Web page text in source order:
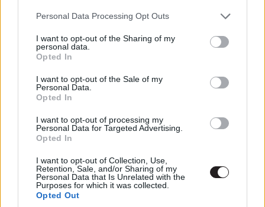
Please note that this website/app uses one or more Google
not limited to your visit or usage behaviour. You may click to
grant or deny consent to Google and its third-party tags to
use your data for below specified purposes in below Google
consent section.
Personal Data Processing Opt Outs
I want to opt-out of the Sharing of my
personal data.
Opted In
I want to opt-out of the Sale of my
Personal Data.
Opted In
I want to opt-out of processing my
Personal Data for Targeted Advertising.
Opted In
I want to opt-out of Collection, Use,
Retention, Sale, and/or Sharing of my
Personal Data that Is Unrelated with the
Purposes for which it was collected.
Opted Out
Peter Parker, avagy Pókember gyakorlatilag New York
egyik emblematikus kabalája, ezzel szemben A
Nagy Almában forgott, így a Homecomingban is Atlanta
helyettesíti Queenst, noha ez egyáltalán nem tűnik fel az
avatatlan szemeknek.